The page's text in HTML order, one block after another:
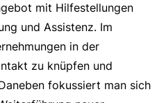
mit Hilfestellungen
und Assistenz. Im
in der
zu knüpfen und
fokussiert man sich